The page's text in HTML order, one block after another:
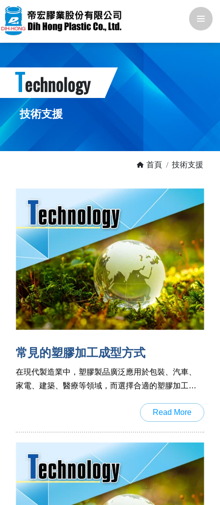
Technology
技術支援
首頁 技術支援
常見的塑膠加工成型方式
在現代製造業中，塑膠製品廣泛應用於包裝、汽車、
家電、建築、醫療等領域，而選擇合適的塑膠加工方
Read More